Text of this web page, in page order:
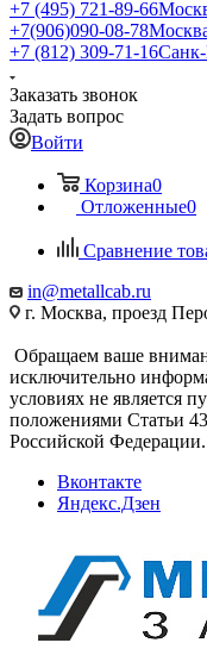
+7 (495) 721-89-66
+7(906)090-08-78
+7 (812) 309-71-16Санк-
Заказать звонок
Задать вопрос
Войти
Корзина0
Отложенные0
Сравнение
in@metallcab.ru
г. Москва, проезд
Обращаем ваше
исключительно
условиях не является
положениями Статьи
Российской Федерации.
Вконтакте
Яндекс.Дзен